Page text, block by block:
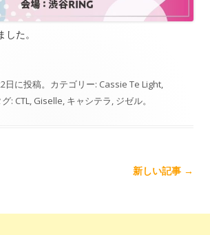
た。
日に投稿。カテゴリー: Cassie Te Light,
グ: CTL, Giselle, キャシテラ, ジゼル。
新しい記事 →